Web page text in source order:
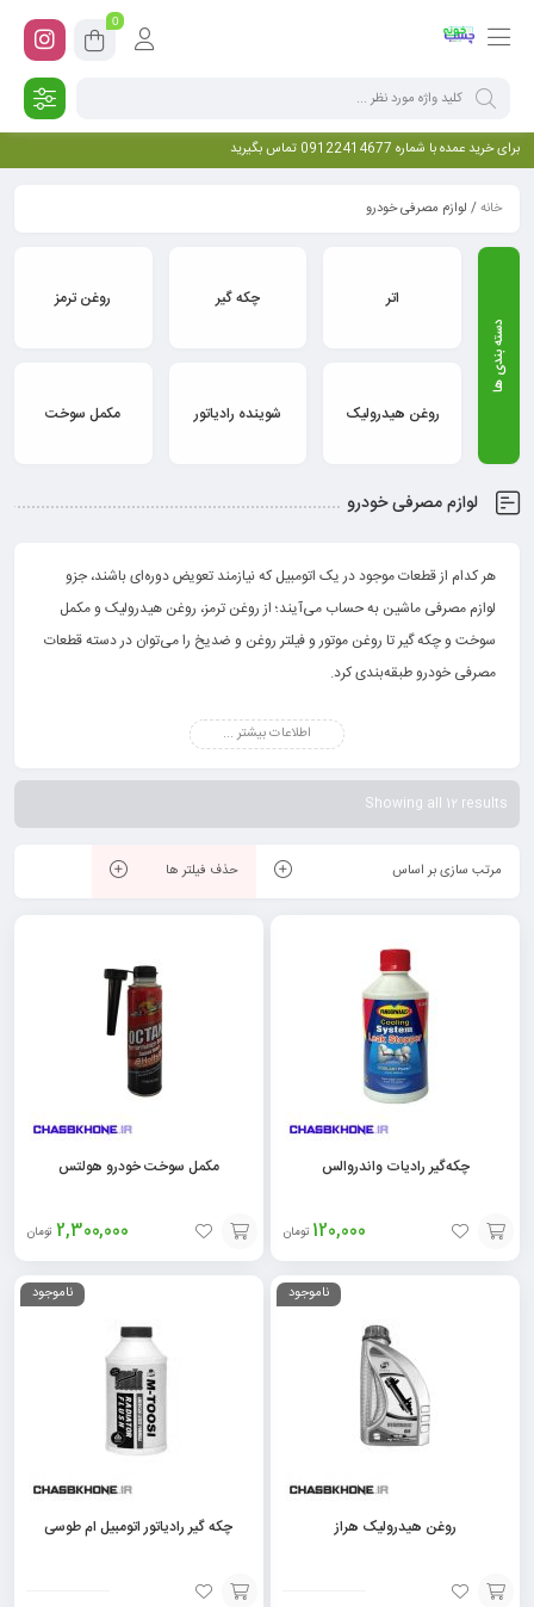
0
برای خرید عمده با شماره 09122414677 تماس بگیرید
خانه/ لوازم مصرفی خودرو
اتر چکه گیر روغن ترمز
روغن هیدرولیک شوینده رادیاتور مکمل سوخت
لوازم مصرفی خودرو
هر کدام از قطعات موجود در یک اتومبیل که نیازمند تعویض دوره‌ای باشند، جزو
لوازم مصرفی ماشین به حساب می‌آیند؛ از روغن ترمز، روغن هیدرولیک و مکمل
سوخت و چکه گیر تا روغن موتور و فیلتر روغن و ضدیخ را می‌توان در دسته قطعات
مصرفی خودرو طبقه‌بندی کرد.
اطلاعات بیشتر ...
Showing all 12 results
مرتب سازی بر اساس حذف فیلتر ها
چکه‌گیر رادیات واندروالس
120,000 تومان
افزودن
مکمل سوخت خودرو هولتس
2,300,000 تومان
افزودن
ناموجود
روغن هیدرولیک هراز
ناموجود
چکه‌ گیر رادیاتور اتومبیل ام طوسی